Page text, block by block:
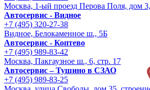
Москва, 1-ый проезд Перова Поля, дом
Автосервис - Видное
+7 (495) 320-27-38
Видное, Белокаменное ш., 5Б
Автосервис - Коптево
+7 (495) 989-83-42
Москва, Пакгаузное ш., 6, стр. 17
Автосервис – Тушино в СЗАО
+7 (495) 989-83-25